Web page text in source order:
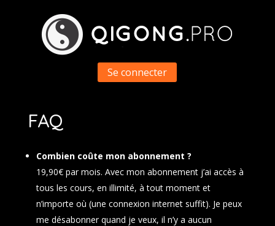
Se connecter
FAQ
Combien coûte mon abonnement ?
19,90€ par mois. Avec mon abonnement j’ai accès à
tous les cours, en illimité, à tout moment et
n’importe où (une connexion internet suffit). Je peux
me désabonner quand je veux, il n’y a aucun